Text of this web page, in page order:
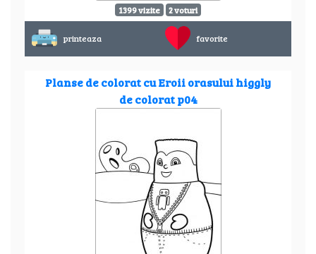
1399 vizite 2 voturi
printeaza favorite
Planse de colorat cu Eroii orasului higgly
de colorat p04